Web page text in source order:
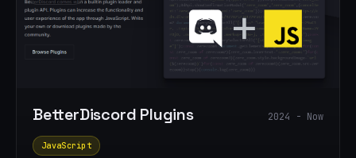
BetterDiscord Plugins 2024 - Now
JavaScript